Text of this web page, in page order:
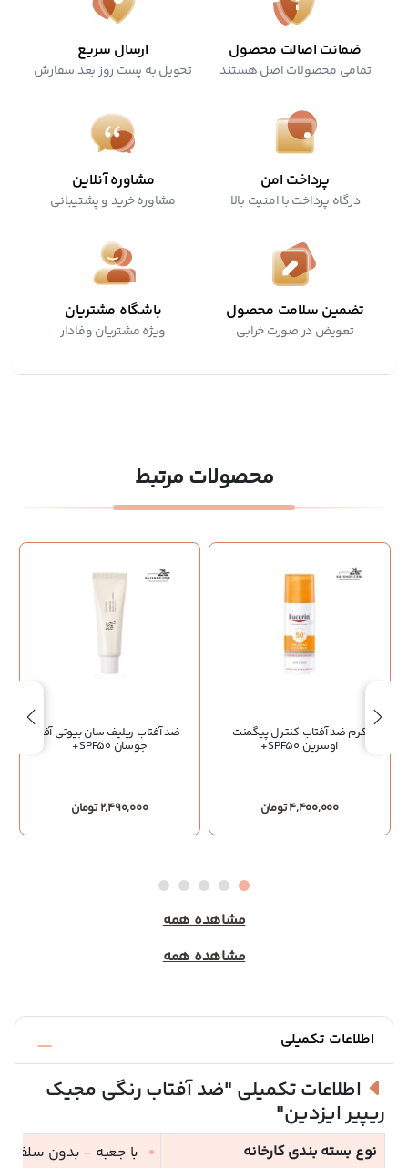
ضمانت اصالت محصول
تمامی محصولات اصل هستند
ارسال سریع
تحویل به پست روز بعد سفارش
پرداخت امن
درگاه پرداخت با امنیت بالا
مشاوره آنلاین
مشاوره خرید و پشتیبانی
تضمین سلامت محصول
تعویض در صورت خرابی
باشگاه مشتریان
ویژه مشتریان وفادار
محصولات مرتبط
کرم ضد آفتاب کنترل پیگمنت
اوسرین SPF50+
4,400,000 تومان
ضد آفتاب ریلیف سان بیوتی آف
جوسان SPF50+
2,490,000 تومان
مشاهده همه
مشاهده همه
اطلاعات تکمیلی
اطلاعات تکمیلی "ضد آفتاب رنگی مجیک
ریپیر ایزدین"
نوع بسته بندی کارخانه با جعبه - بدون سلفون